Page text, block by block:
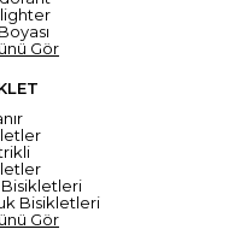
Gör
Bisikletleri
Gör